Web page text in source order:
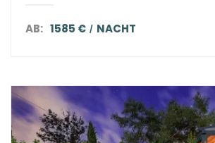
AB: 1585 € NACHT